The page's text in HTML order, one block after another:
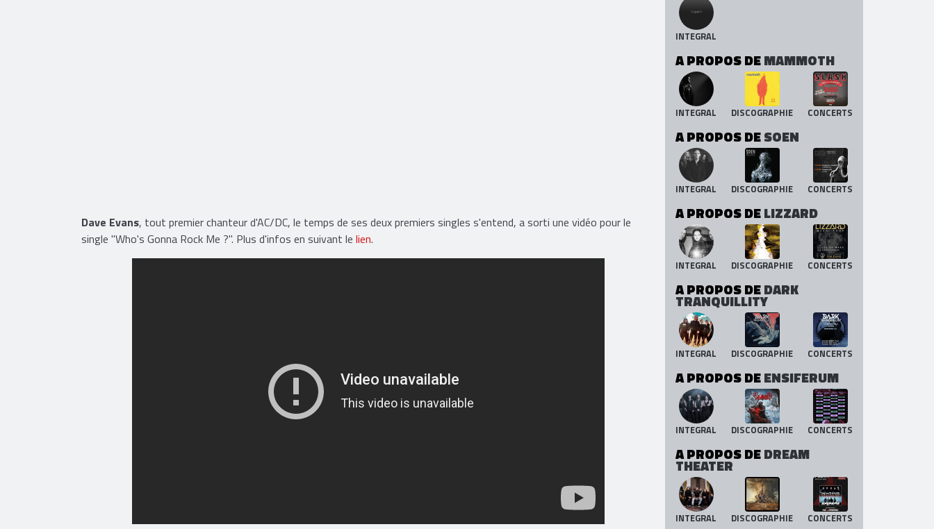
Dave Evans, tout premier chanteur d'AC/DC, le temps de ses deux premiers singles s'entend, a sorti une vidéo pour le
single "Who's Gonna Rock Me ?". Plus d'infos en suivant le lien.
INTEGRAL
A PROPOS DEMAMMOTH
INTEGRAL DISCOGRAPHIE CONCERTS
A PROPOS DESOEN
INTEGRAL DISCOGRAPHIE CONCERTS
A PROPOS DELIZZARD
INTEGRAL DISCOGRAPHIE CONCERTS
A PROPOS DEDARK
TRANQUILLITY
INTEGRAL DISCOGRAPHIE CONCERTS
A PROPOS DEENSIFERUM
INTEGRAL DISCOGRAPHIE CONCERTS
A PROPOS DEDREAM
THEATER
INTEGRAL DISCOGRAPHIE CONCERTS